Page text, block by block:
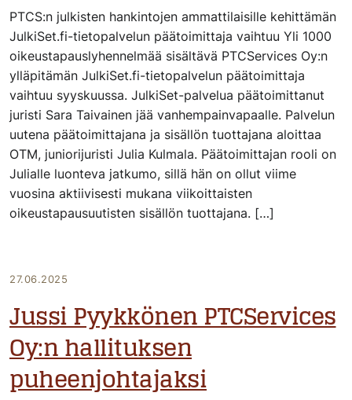
PTCS:n julkisten hankintojen ammattilaisille kehittämän
JulkiSet.fi-tietopalvelun päätoimittaja vaihtuu Yli 1000
oikeustapauslyhennelmää sisältävä PTCServices Oy:n
ylläpitämän JulkiSet.fi-tietopalvelun päätoimittaja
vaihtuu syyskuussa. JulkiSet-palvelua päätoimittanut
juristi Sara Taivainen jää vanhempainvapaalle. Palvelun
uutena päätoimittajana ja sisällön tuottajana aloittaa
OTM, juniorijuristi Julia Kulmala. Päätoimittajan rooli on
Julialle luonteva jatkumo, sillä hän on ollut viime
vuosina aktiivisesti mukana viikoittaisten
oikeustapausuutisten sisällön tuottajana. […]
27.06.2025
Jussi Pyykkönen PTCServices
Oy:n hallituksen
puheenjohtajaksi